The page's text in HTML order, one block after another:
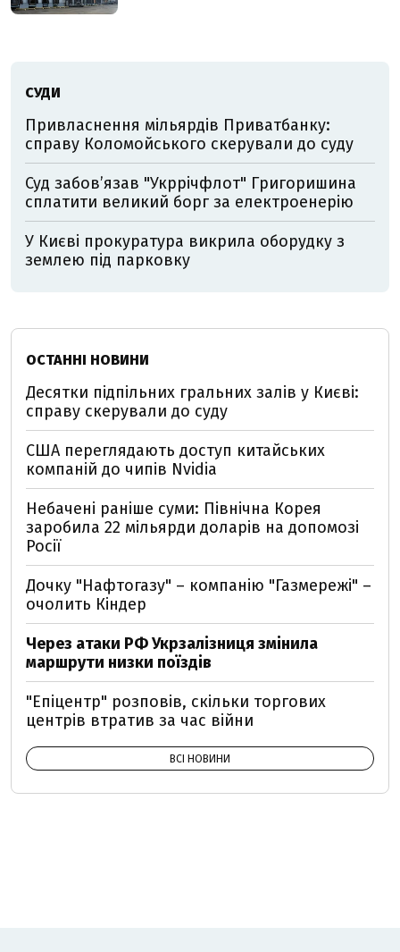
СУДИ
Привласнення мільярдів Приватбанку:
справу Коломойського скерували до суду
Суд забов’язав "Укррічфлот" Григоришина
сплатити великий борг за електроенерію
У Києві прокуратура викрила оборудку з
землею під парковку
ОСТАННІ НОВИНИ
Десятки підпільних гральних залів у Києві:
справу скерували до суду
США переглядають доступ китайських
компаній до чипів Nvidia
Небачені раніше суми: Північна Корея
заробила 22 мільярди доларів на допомозі
Росії
Дочку "Нафтогазу" – компанію "Газмережі" –
очолить Кіндер
Через атаки РФ Укрзалізниця змінила
маршрути низки поїздів
"Епіцентр" розповів, скільки торгових
центрів втратив за час війни
ВСІ НОВИНИ